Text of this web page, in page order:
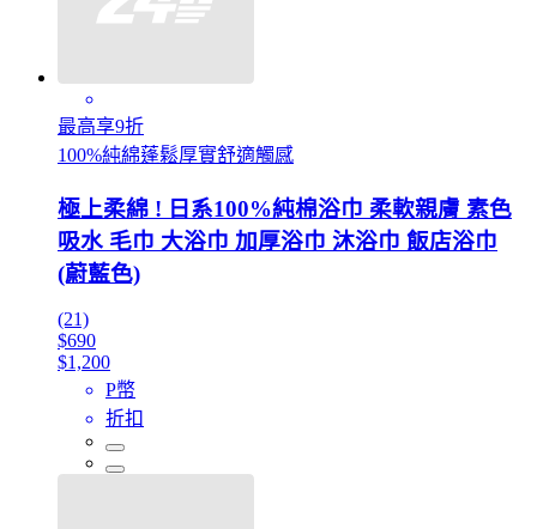
最高享9折
100%純綿蓬鬆厚實舒適觸感
極上柔綿 ! 日系100%純棉浴巾 柔軟親膚 素色
吸水 毛巾 大浴巾 加厚浴巾 沐浴巾 飯店浴巾
(蔚藍色)
(21)
$690
$1,200
P幣
折扣